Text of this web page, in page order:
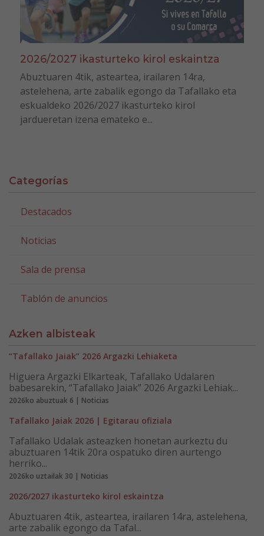
2026/2027 ikasturteko kirol eskaintza
Abuztuaren 4tik, asteartea, irailaren 14ra,
astelehena, arte zabalik egongo da Tafallako eta
eskualdeko 2026/2027 ikasturteko kirol
jardueretan izena emateko e...
Categorías
Destacados
Noticias
Sala de prensa
Tablón de anuncios
Azken albisteak
“Tafallako Jaiak” 2026 Argazki Lehiaketa
Higuera Argazki Elkarteak, Tafallako Udalaren
babesarekin, “Tafallako Jaiak” 2026 Argazki Lehiak...
2026ko abuztuak 6 | Noticias
Tafallako Jaiak 2026 | Egitarau ofiziala
Tafallako Udalak asteazken honetan aurkeztu du
abuztuaren 14tik 20ra ospatuko diren aurtengo
herriko...
2026ko uztailak 30 | Noticias
2026/2027 ikasturteko kirol eskaintza
Abuztuaren 4tik, asteartea, irailaren 14ra, astelehena,
arte zabalik egongo da Tafal...